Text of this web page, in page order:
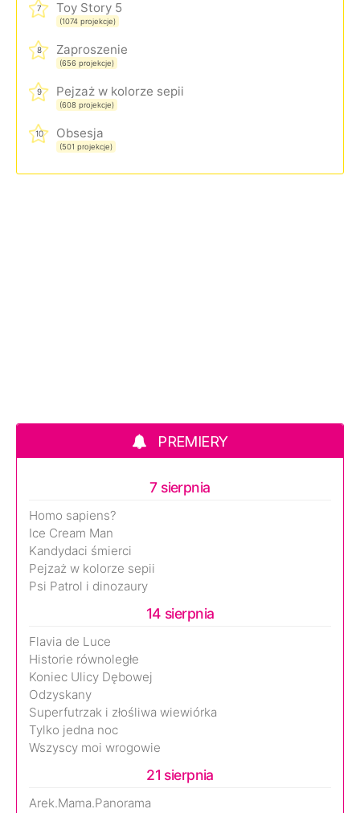
7 Toy Story 5
(1074 projekcje)
8 Zaproszenie
(656 projekcje)
9 Pejzaż w kolorze sepii
(608 projekcje)
10 Obsesja
(501 projekcje)
PREMIERY
7 sierpnia
Homo sapiens?
Ice Cream Man
Kandydaci śmierci
Pejzaż w kolorze sepii
Psi Patrol i dinozaury
14 sierpnia
Flavia de Luce
Historie równoległe
Koniec Ulicy Dębowej
Odzyskany
Superfutrzak i złośliwa wiewiórka
Tylko jedna noc
Wszyscy moi wrogowie
21 sierpnia
Arek.Mama.Panorama